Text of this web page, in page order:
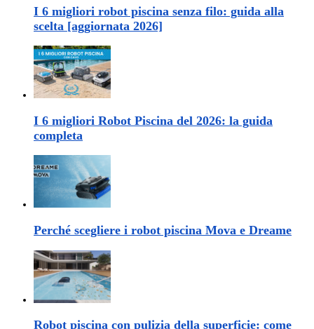
I 6 migliori robot piscina senza filo: guida alla
scelta [aggiornata 2026]
I 6 migliori Robot Piscina del 2026: la guida
completa
Perché scegliere i robot piscina Mova e Dreame
Robot piscina con pulizia della superficie: come